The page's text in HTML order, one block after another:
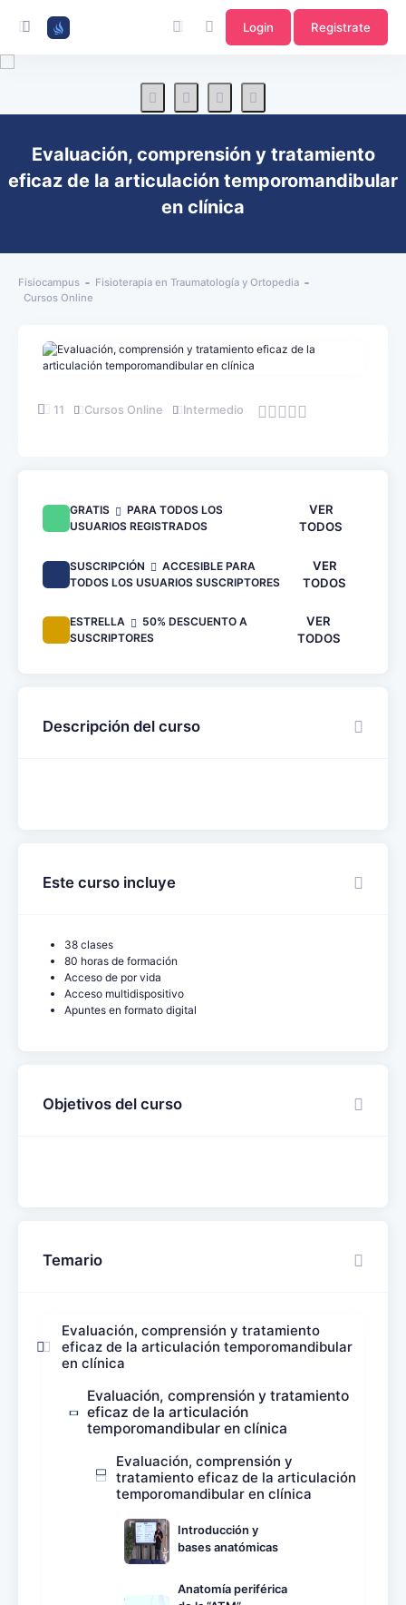
Login Registrate
Evaluación, comprensión y tratamiento
eficaz de la articulación temporomandibular
en clínica
Fisiocampus
Fisioterapia en Traumatología y Ortopedia
Cursos Online
11 Cursos Online Intermedio
GRATIS
PARA TODOS LOS
USUARIOS REGISTRADOS
VER
TODOS
SUSCRIPCIÓN
ACCESIBLE PARA
TODOS LOS USUARIOS SUSCRIPTORES
VER
TODOS
ESTRELLA
50% DESCUENTO A
SUSCRIPTORES
VER
TODOS
Descripción del curso
Este curso incluye
38 clases
80 horas de formación
Acceso de por vida
Acceso multidispositivo
Apuntes en formato digital
Objetivos del curso
Temario
Evaluación, comprensión y tratamiento
eficaz de la articulación temporomandibular
en clínica
Evaluación, comprensión y tratamiento
eficaz de la articulación
temporomandibular en clínica
Evaluación, comprensión y
tratamiento eficaz de la articulación
temporomandibular en clínica
Introducción y
bases anatómicas
Anatomía periférica